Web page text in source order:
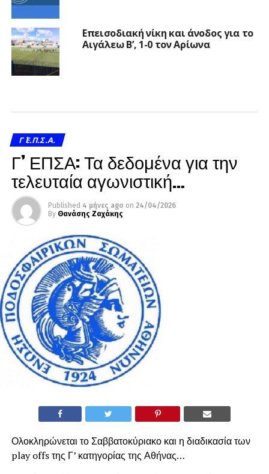
Επεισοδιακή νίκη και άνοδος για το
Αιγάλεω Β’, 1-0 τον Αρίωνα
Γ΄ Ε.Π.Σ.Α.
Γ’ ΕΠΣΑ: Τα δεδομένα για την
τελευταία αγωνιστική…
Published 4 μήνες ago on 24/04/2026
By Θανάσης Ζαχάκης
Ολοκληρώνεται το Σαββατοκύριακο και η διαδικασία των
play offs της Γ’ κατηγορίας της Αθήνας…